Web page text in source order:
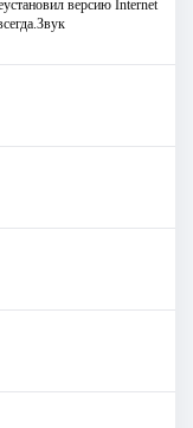
версию Internet